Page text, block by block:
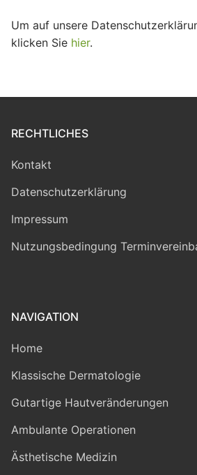
Um auf unsere
klicken Sie hier.
RECHTLICHES
Kontakt
Datenschutzerklärung
Impressum
Nutzungsbedingung
NAVIGATION
Home
Klassische Dermatologie
Gutartige Hautveränderungen
Ambulante Operationen
Ästhetische Medizin